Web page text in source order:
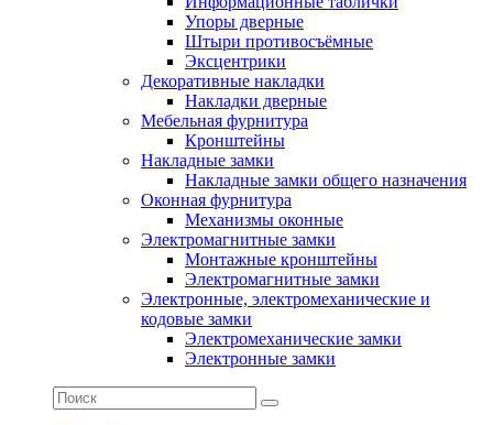
Упоры дверные
Штыри противосъёмные
Эксцентрики
Декоративные накладки
Накладки дверные
Мебельная фурнитура
Кронштейны
Накладные замки
Накладные замки общего назначения
Оконная фурнитура
Механизмы оконные
Электромагнитные замки
Монтажные кронштейны
Электромагнитные замки
Электронные, электромеханические и
кодовые замки
Электромеханические замки
Электронные замки